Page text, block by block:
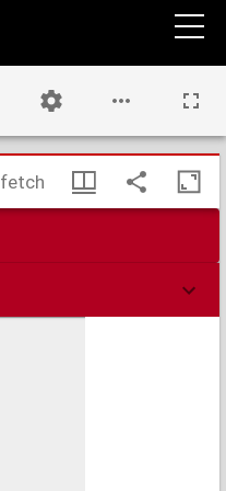
en anderen, die in het